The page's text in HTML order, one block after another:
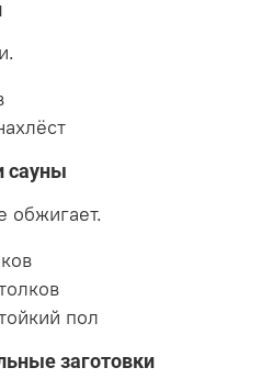
сауны
обжигает.
пол
заготовки